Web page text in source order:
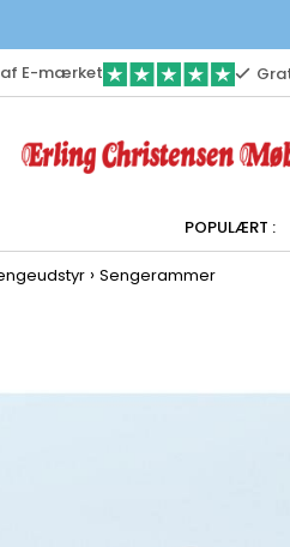
E-mærket
› Sengerammer